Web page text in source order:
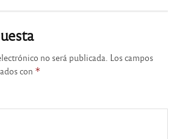
no será publicada. Los campos
con *